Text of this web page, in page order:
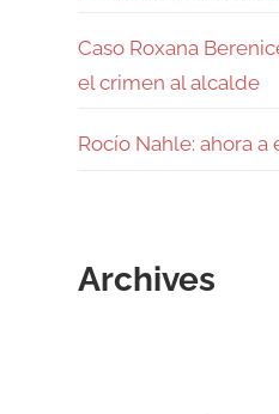
Caso Roxana
el crimen al alcalde
Rocío Nahle: ahora
Archives